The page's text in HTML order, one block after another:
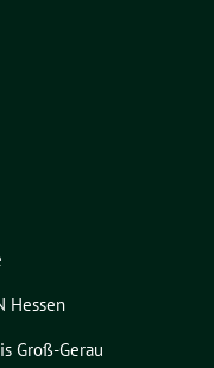
Hessen
Groß-Gerau